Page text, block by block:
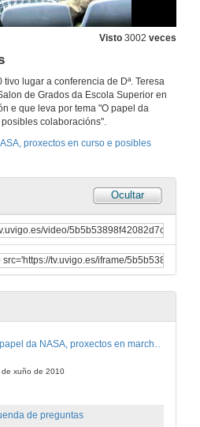
Visto 3002 veces
lugar a conferencia de Dª. Teresa
de Grados da Escola Superior en
e que leva por tema "O papel da
colaboracións".
proxectos en curso e posibles
Ocultar
O papel da NASA, proxectos en marcha e posibles colaboracións
de xuño de 2010
de preguntas